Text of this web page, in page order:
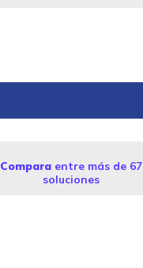
Comparaentre más de 67
soluciones